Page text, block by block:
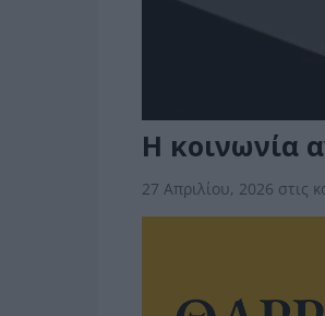
Η κοινωνία
27 Απριλίου, 2026 στις